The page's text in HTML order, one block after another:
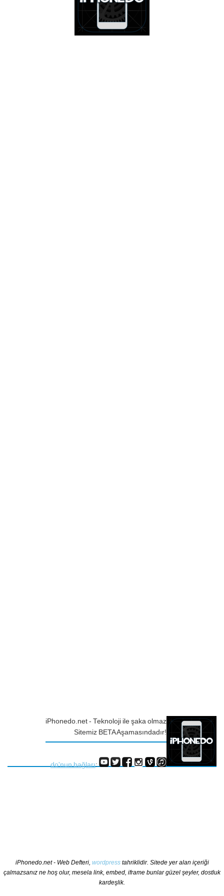
iPhonedo.net - Teknoloji ile şaka olmaz
Sitemiz BETA Aşamasındadır!
do'nun bağları:
iPhonedo.net - Web Defteri, wordpresstahriklidir. Sitede yer alan içeriği
çalmazsanız ne hoş olur, mesela link, embed, iframe bunlar güzel şeyler, dostluk
kardeşlik.